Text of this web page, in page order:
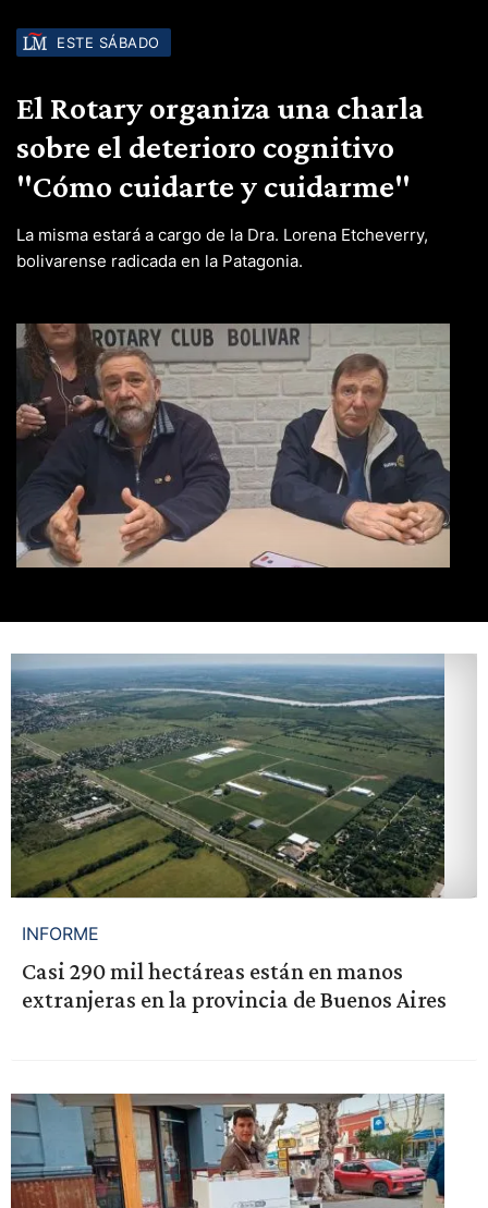
ESTE SÁBADO
El Rotary organiza una charla
sobre el deterioro cognitivo
"Cómo cuidarte y cuidarme"
La misma estará a cargo de la Dra. Lorena Etcheverry,
bolivarense radicada en la Patagonia.
INFORME
Casi 290 mil hectáreas están en manos
extranjeras en la provincia de Buenos Aires